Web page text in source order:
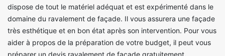
dispose de tout le matériel adéquat et est expérimenté dans le
domaine du ravalement de façade. Il vous assurera une façade
très esthétique et en bon état après son intervention. Pour vous
aider à propos de la préparation de votre budget, il peut vous